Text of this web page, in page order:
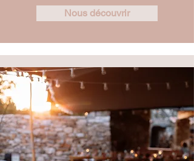
Nous découvrir